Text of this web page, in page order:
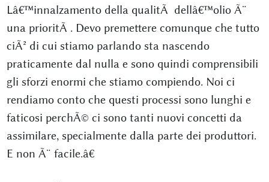
Lâ€™innalzamento della qualitÃ dellâ€™olio Ã¨
una prioritÃ . Devo premettere comunque che tutto
ciÃ² di cui stiamo parlando sta nascendo
praticamente dal nulla e sono quindi comprensibili
gli sforzi enormi che stiamo compiendo. Noi ci
rendiamo conto che questi processi sono lunghi e
faticosi perchÃ© ci sono tanti nuovi concetti da
assimilare, specialmente dalla parte dei produttori.
E non Ã¨ facile.â€